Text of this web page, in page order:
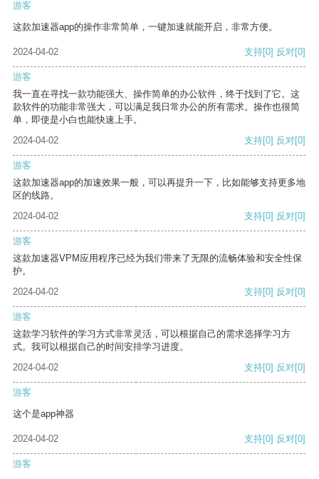
游客
这款加速器app的操作非常简单，一键加速就能开启，非常方便。
2024-04-02 支持[0] 反对[0]
游客
我一直在寻找一款功能强大、操作简单的办公软件，终于找到了它。这
款软件的功能非常强大，可以满足我日常办公的所有需求。操作也很简
单，即使是小白也能快速上手。
2024-04-02
支持[0] 反对[0]
游客
这款加速器app的加速效果一般，可以再提升一下，比如能够支持更多地
区的线路。
2024-04-02
支持[0] 反对[0]
游客
这款加速器VPM应用程序已经为我们带来了无限的流畅体验和安全性保
护。
2024-04-02
支持[0] 反对[0]
游客
这款学习软件的学习方式非常灵活，可以根据自己的需求选择学习方
式。我可以根据自己的时间安排学习进度。
2024-04-02
支持[0] 反对[0]
游客
这个是app神器
2024-04-02 支持[0] 反对[0]
游客